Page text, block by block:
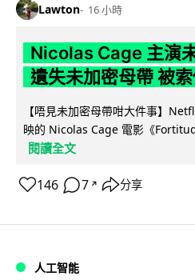
Lawton 16 小時
Nicolas Cage 主演
遺失未加密母帶 被
【唔見未加密母帶咁大件事】
映的 Nicolas Cage 電影《
閱讀全文
146 7 ↗ 分享
人工智能